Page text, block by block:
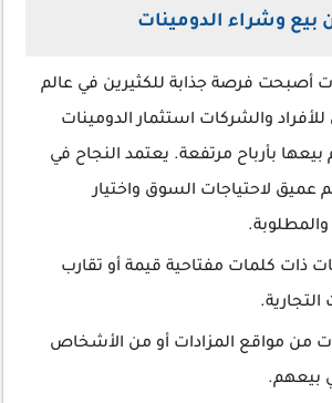
بيع وشراء الدومينات
أصبحت فرصة جذابة للكثيرين في عالم
والشركات استثمار الدومينات
بأرباح مرتفعة. يعتمد النجاح في
عميق لاحتياجات السوق واختيار
ذات كلمات مفتاحية قيمة أو تقارب
من مواقع المزادات أو من الأشخاص
بيعهم.